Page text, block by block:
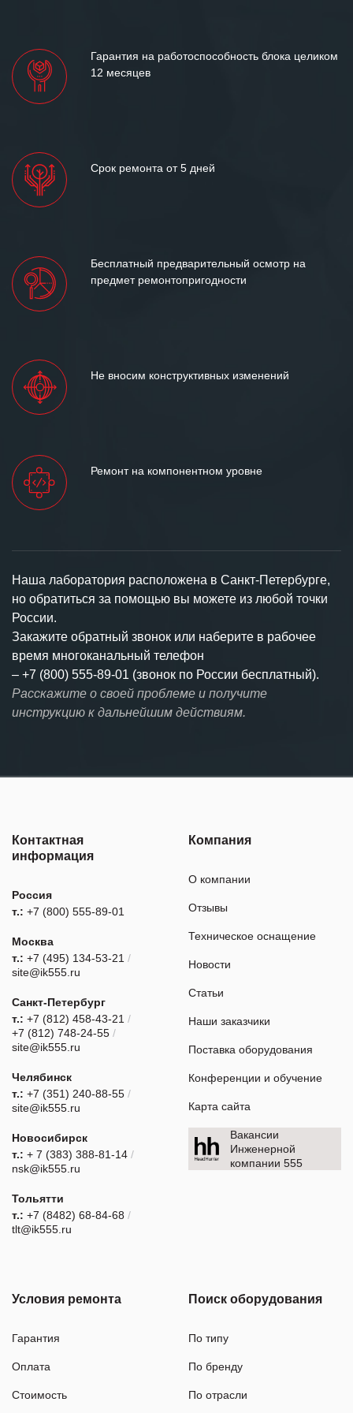
Гарантия на работоспособность блока целиком
12 месяцев
Срок ремонта от 5 дней
Бесплатный предварительный осмотр на
предмет ремонтопригодности
Не вносим конструктивных изменений
Ремонт на компонентном уровне
Наша лаборатория расположена в Санкт-Петербурге,
но обратиться за помощью вы можете из любой точки
России.
Закажите обратный звонок или наберите в рабочее
время многоканальный телефон
– +7 (800) 555-89-01 (звонок по России бесплатный).
Расскажите о своей проблеме и получите
инструкцию к дальнейшим действиям.
Контактная
информация
Россия
т.: +7 (800) 555-89-01
Москва
т.: +7 (495) 134-53-21 /
site@ik555.ru
Санкт-Петербург
т.: +7 (812) 458-43-21 /
+7 (812) 748-24-55 /
site@ik555.ru
Челябинск
т.: +7 (351) 240-88-55 /
site@ik555.ru
Новосибирск
т.: + 7 (383) 388-81-14 /
nsk@ik555.ru
Тольятти
т.: +7 (8482) 68-84-68 /
tlt@ik555.ru
Компания
О компании
Отзывы
Техническое оснащение
Новости
Статьи
Наши заказчики
Поставка оборудования
Конференции и обучение
Карта сайта
Вакансии
Инженерной
компании 555
Условия ремонта
Гарантия
Оплата
Стоимость
Поиск оборудования
По типу
По бренду
По отрасли